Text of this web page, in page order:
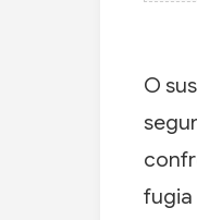
O
fugia